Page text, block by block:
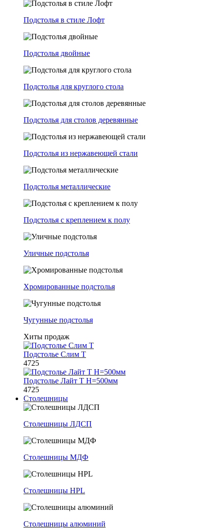
Подстолья в стиле Лофт
Подстолья двойные
Подстолья для круглого стола
Подстолья для столов деревянные
Подстолья из нержавеющей стали
Подстолья металлические
Подстолья с креплением к полу
Уличные подстолья
Хромированные подстолья
Чугунные подстолья
Хиты продаж
Подстолье Слим Т
4725
Подстолье Лайт Т H=500мм
4725
Столешницы
Столешницы ЛДСП
Столешницы МДФ
Столешницы HPL
Столешницы алюминий